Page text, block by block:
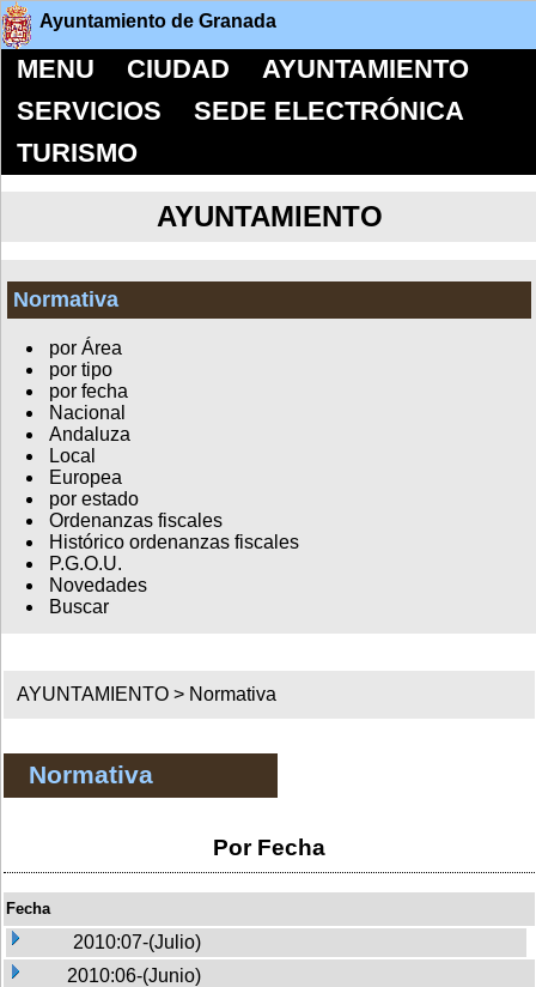
Ayuntamiento de Granada
MENU CIUDAD
AYUNTAMIENTO
SERVICIOS
SEDE ELECTRÓNICA
TURISMO
AYUNTAMIENTO
Normativa
por Área
por tipo
por fecha
Nacional
Andaluza
Local
Europea
por estado
Ordenanzas fiscales
Histórico ordenanzas fiscales
P.G.O.U.
Novedades
Buscar
AYUNTAMIENTO > Normativa
Normativa
Por Fecha
Fecha
2010:07-(Julio)
2010:06-(Junio)